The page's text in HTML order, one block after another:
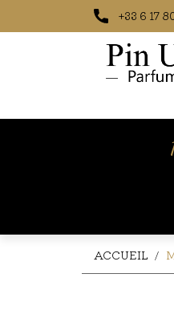
+33 6 17
ACCUEIL